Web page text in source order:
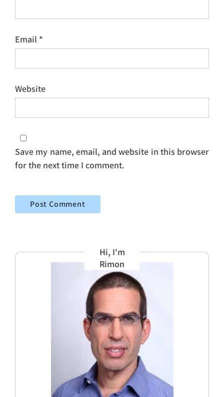
Email *
Website
Save my name, email, and website in this browser
for the next time I comment.
Hi, I'm
Rimon